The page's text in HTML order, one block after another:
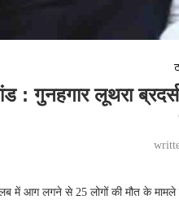
: गुनहगार लूथरा
में आग लगने से 25 लोगों की मौत के मामले